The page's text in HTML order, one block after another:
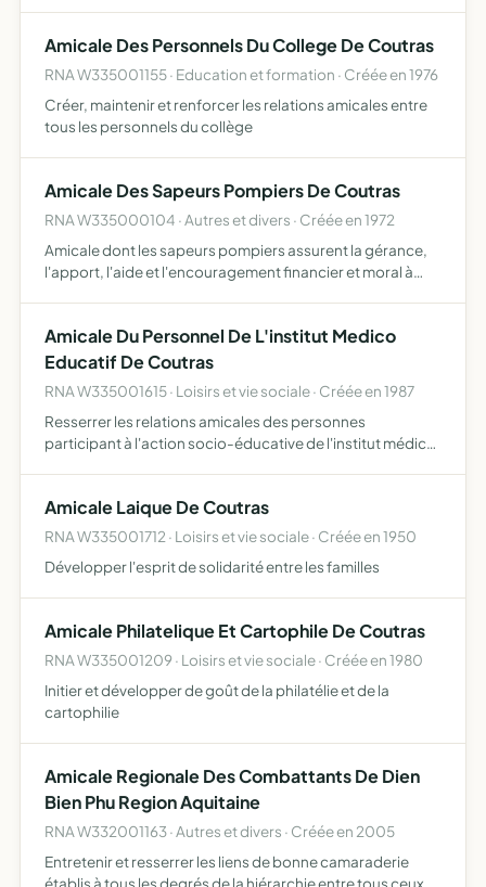
Amicale Des Personnels Du College De Coutras
RNA W335001155 · Education et formation · Créée en 1976
Créer, maintenir et renforcer les relations amicales entre
tous les personnels du collège
Amicale Des Sapeurs Pompiers De Coutras
RNA W335000104 · Autres et divers · Créée en 1972
Amicale dont les sapeurs pompiers assurent la gérance,
l'apport, l'aide et l'encouragement financier et moral à
Amicale Du Personnel De L'institut Medico
Educatif De Coutras
RNA W335001615 · Loisirs et vie sociale · Créée en 1987
Resserrer les relations amicales des personnes
participant à l'action socio-éducative de l'institut médico
Amicale Laique De Coutras
RNA W335001712 · Loisirs et vie sociale · Créée en 1950
Développer l'esprit de solidarité entre les familles
Amicale Philatelique Et Cartophile De Coutras
RNA W335001209 · Loisirs et vie sociale · Créée en 1980
Initier et développer de goût de la philatélie et de la
cartophilie
Amicale Regionale Des Combattants De Dien
Bien Phu Region Aquitaine
RNA W332001163 · Autres et divers · Créée en 2005
Entretenir et resserrer les liens de bonne camaraderie
établis à tous les degrés de la hiérarchie entre tous ceux